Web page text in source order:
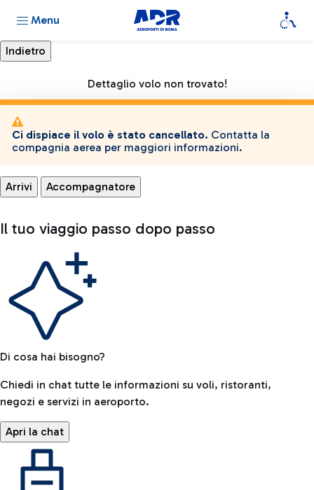
Menu
Dettaglio volo non trovato!
Ci dispiace il volo è stato cancellato. Contatta la
compagnia aerea per maggiori informazioni.
Arrivi Accompagnatore
Il tuo viaggio passo dopo passo
Di cosa hai bisogno?
Chiedi in chat tutte le informazioni su voli, ristoranti,
negozi e servizi in aeroporto.
Apri la chat